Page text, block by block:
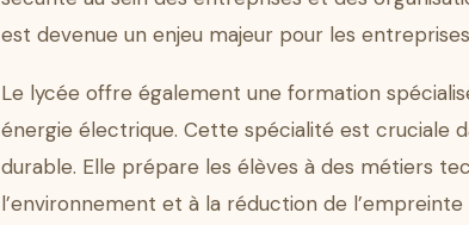
est devenue un enjeu majeur pour les
Le lycée offre également une formation
énergie électrique. Cette spécialité est cruciale
durable. Elle prépare les élèves à des métiers
l’environnement et à la réduction de